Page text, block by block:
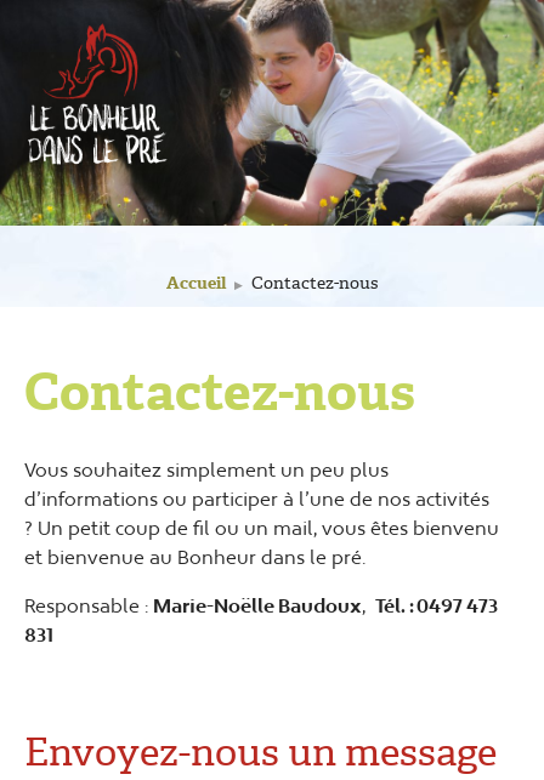
Accueil ▶ Contactez-nous
Contactez-nous
Vous souhaitez simplement un peu plus
d’informations ou participer à l’une de nos activités
? Un petit coup de fil ou un mail, vous êtes bienvenu
et bienvenue au Bonheur dans le pré.
Responsable : Marie-Noëlle Baudoux, Tél. : 0497 473
831
Envoyez-nous un message